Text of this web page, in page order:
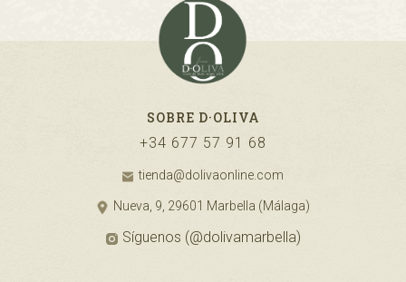
SOBRE D·OLIVA
+34 677 57 91 68
tienda@dolivaonline.com
Nueva, 9, 29601 Marbella (Málaga)
Síguenos (@dolivamarbella)